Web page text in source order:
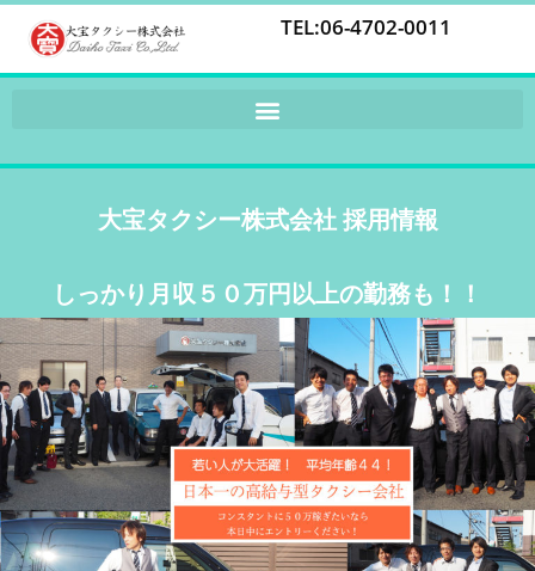
TEL:06-4702-0011
大宝タクシー株式会社 採用情報
しっかり月収５０万円以上の勤務も！！